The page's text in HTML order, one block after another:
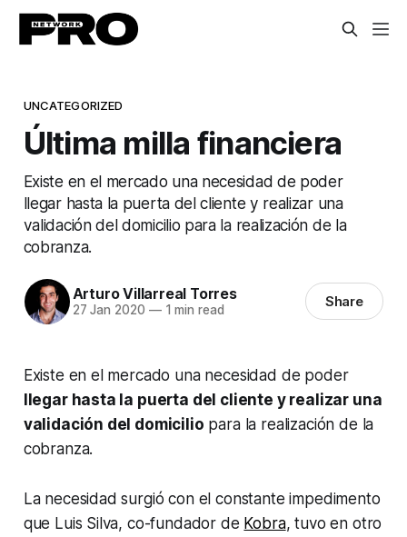
UNCATEGORIZED
Última milla financiera
Existe en el mercado una necesidad de poder
llegar hasta la puerta del cliente y realizar una
validación del domicilio para la realización de la
cobranza.
Arturo Villarreal Torres
27 Jan 2020 —1 min read Share
Existe en el mercado una necesidad de poder
llegar hasta la puerta del cliente y realizar una
validación del domicilio para la realización de la
cobranza.
La necesidad surgió con el constante impedimento
que Luis Silva, co-fundador de Kobra, tuvo en otro